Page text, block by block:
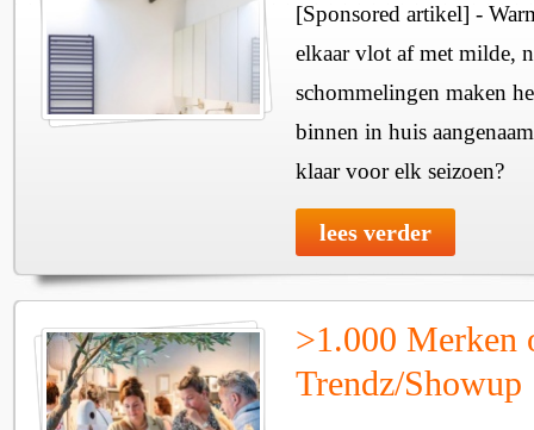
[Sponsored artikel] -
elkaar vlot af met milde,
schommelingen maken
binnen in huis
klaar voor elk seizoen?
lees verder
>1.000 Merken
Trendz/Showup